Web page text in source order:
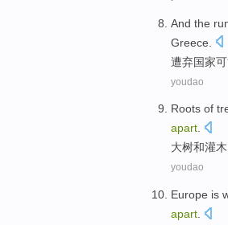
And the
Greece
遭弃国家
youdao
Roots of
apart.
大树和灌木
youdao
Europe is
apart